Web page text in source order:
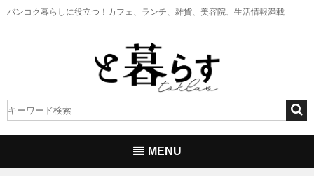
バンコク暮らしに役立つ！ カフェ、ランチ、雑貨、美容院、生活情報満載
MENU